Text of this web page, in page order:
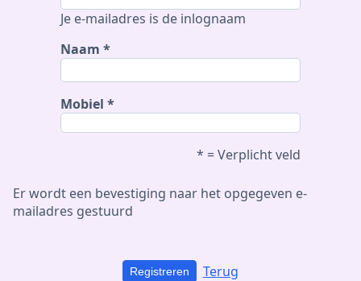
Je e-mailadres is de inlognaam
Naam
Mobiel
* = Verplicht veld
Er wordt een bevestiging naar het opgegeven e-
mailadres gestuurd
Terug